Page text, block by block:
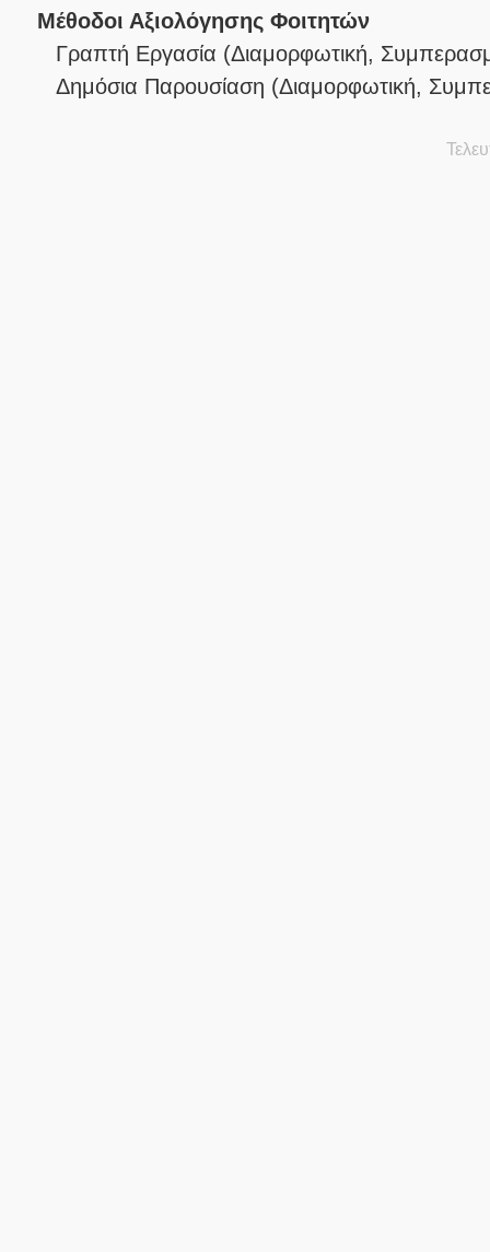
Μέθοδοι Αξιολόγησης Φοιτητών
Γραπτή Εργασία (Διαμορφωτική,
Δημόσια Παρουσίαση (Διαμορφωτική,